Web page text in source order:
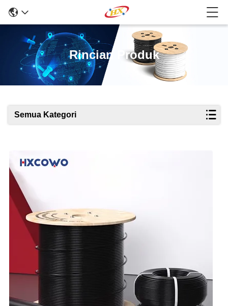
Rincian Produk
Semua Kategori